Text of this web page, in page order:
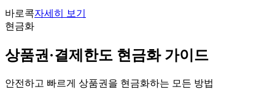
바로콕자세히 보기
현금화
상품권·결제한도 현금화 가이드
안전하고 빠르게 상품권을 현금화하는 모든 방법